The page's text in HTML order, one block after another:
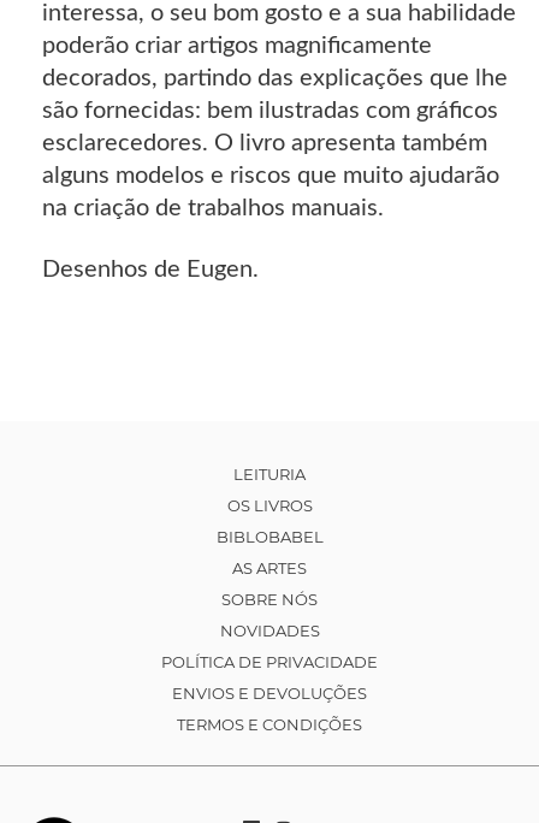
interessa, o seu bom gosto e a sua habilidade
poderão criar artigos magnificamente
decorados, partindo das explicações que lhe
são fornecidas: bem ilustradas com gráficos
esclarecedores. O livro apresenta também
alguns modelos e riscos que muito ajudarão
na criação de trabalhos manuais.
Desenhos de Eugen.
LEITURIA
OS LIVROS
BIBLOBABEL
AS ARTES
SOBRE NÓS
NOVIDADES
POLÍTICA DE PRIVACIDADE
ENVIOS E DEVOLUÇÕES
TERMOS E CONDIÇÕES